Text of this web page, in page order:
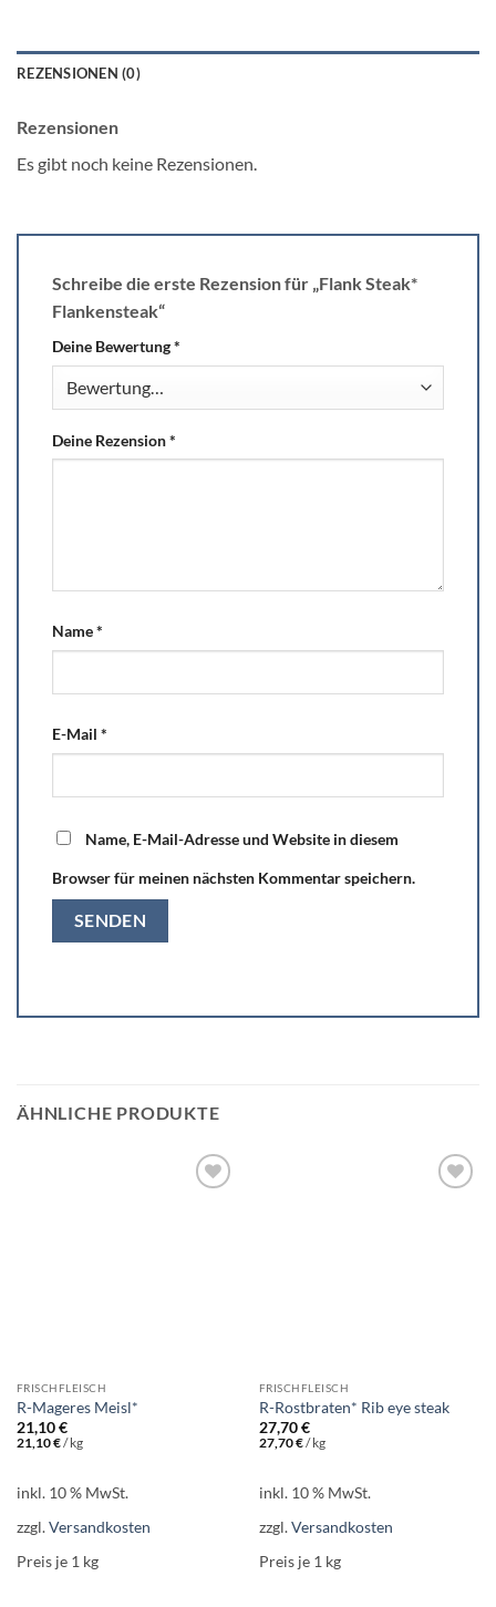
REZENSIONEN (0)
Rezensionen
Es gibt noch keine Rezensionen.
Schreibe die erste Rezension für „Flank Steak*
Flankensteak“
Deine Bewertung*
Deine Rezension*
Name*
E-Mail *
Name, E-Mail-Adresse und Website in diesem
Browser für meinen nächsten Kommentar speichern.
ÄHNLICHE PRODUKTE
FRISCHFLEISCH
R-Mageres Meisl*
21,10€
21,10€/kg
inkl. 10 % MwSt.
zzgl.Versandkosten
Preis je 1 kg
FRISCHFLEISCH
R-Rostbraten* Rib eye steak
27,70€
27,70€/kg
inkl. 10 % MwSt.
zzgl.Versandkosten
Preis je 1 kg